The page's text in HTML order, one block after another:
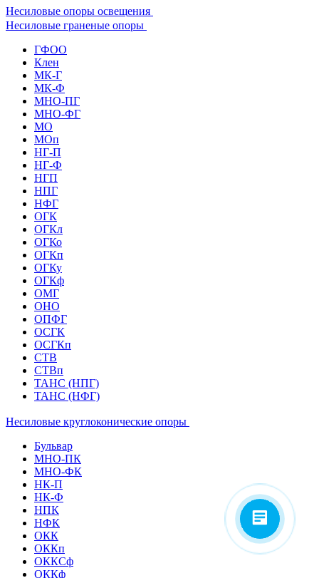
Несиловые опоры освещения
Несиловые граненые опоры
ГФОО
Клен
МК-Г
МК-Ф
МНО-ПГ
МНО-ФГ
МО
МОп
НГ-П
НГ-Ф
НГП
НПГ
НФГ
ОГК
ОГКл
ОГКо
ОГКп
ОГКу
ОГКф
ОМГ
ОНО
ОПФГ
ОСГК
ОСГКп
СТВ
СТВп
ТАНС (НПГ)
ТАНС (НФГ)
Несиловые круглоконические опоры
Бульвар
МНО-ПК
МНО-ФК
НК-П
НК-Ф
НПК
НФК
ОКК
ОККп
ОККСф
ОККф